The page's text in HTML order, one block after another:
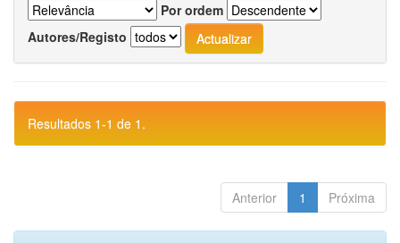
Por ordem
Autores/Registo
Resultados 1-1 de 1.
Anterior 1 Próxima